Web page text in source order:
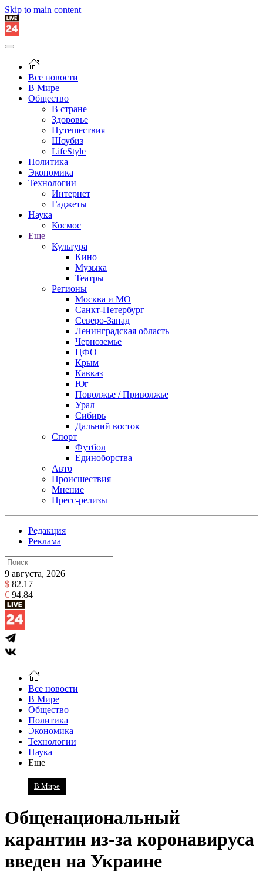
Skip to main content
Все новости
В Мире
Общество
В стране
Здоровье
Путешествия
Шоубиз
LifeStyle
Политика
Экономика
Технологии
Интернет
Гаджеты
Наука
Космос
Еще
Культура
Кино
Музыка
Театры
Регионы
Москва и МО
Санкт-Петербург
Северо-Запад
Ленинградская область
Черноземье
ЦФО
Крым
Кавказ
Юг
Поволжье / Приволжье
Урал
Сибирь
Дальний восток
Спорт
Футбол
Единоборства
Авто
Происшествия
Мнение
Пресс-релизы
Редакция
Реклама
9 августа, 2026
$ 82.17
€ 94.84
Все новости
В Мире
Общество
Политика
Экономика
Технологии
Наука
Еще
В Мире
Общенациональный
карантин из-за коронавируса
введен на Украине